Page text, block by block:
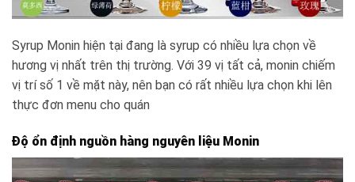
Syrup Monin hiện tại đang là syrup có nhiều lựa chọn về
hương vị nhất trên thị trường. Với 39 vị tất cả, monin chiếm
vị trí số 1 về mặt này, nên bạn có rất nhiều lựa chọn khi lên
thực đơn menu cho quán
Độ ổn định nguồn hàng nguyên liệu Monin